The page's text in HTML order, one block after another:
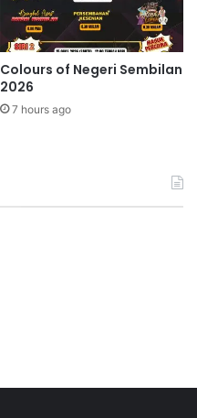
Colours of Negeri Sembilan
2026
7 hours ago